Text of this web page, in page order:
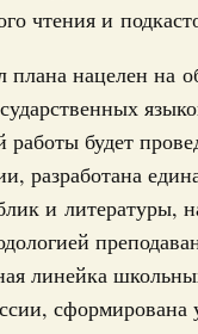
чтения и
плана нацелен на
работы будет
разработана
и литературы,
линейка
сформирована
занятости
по
,Национальный
объём
р